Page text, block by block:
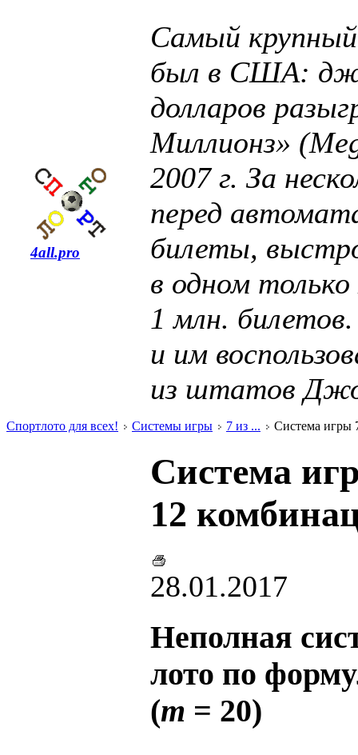
4all.pro
Самый
был в США:
долларов
Миллионз»
2007 г. За
перед
билеты,
в одном
1 млн.
и им
из штатов
Спортлото для всех! Системы игры 7 из ... Система игры
Система
12
28.01.2017
Неполная
лото по
(m = 20)